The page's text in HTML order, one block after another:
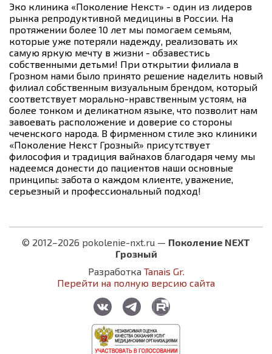
Эко клиника «Поколение Некст» - один из лидеров
рынка репродуктивной медицины в России. На
протяжении более 10 лет мы помогаем семьям,
которые уже потеряли надежду, реализовать их
самую яркую мечту в жизни - обзавестись
собственными детьми! При открытии филиала в
Грозном нами было принято решение наделить новый
филиал собственным визуальным брендом, который
соответствует морально-нравственным устоям, на
более тонком и деликатном языке, что позволит нам
завоевать расположение и доверие со стороны
чеченского народа. В фирменном стиле эко клиники
«Поколение Некст Грозный» присутствует
философия и традиция вайнахов благодаря чему мы
надеемся донести до пациентов наши основные
принципы: забота о каждом клиенте, уважение,
серьезный и профессиональный подход!
© 2012–2026 pokolenie-nxt.ru — Поколение NEXT
Грозный
Разработка Tanais Gr.
Перейти на полную версию сайта